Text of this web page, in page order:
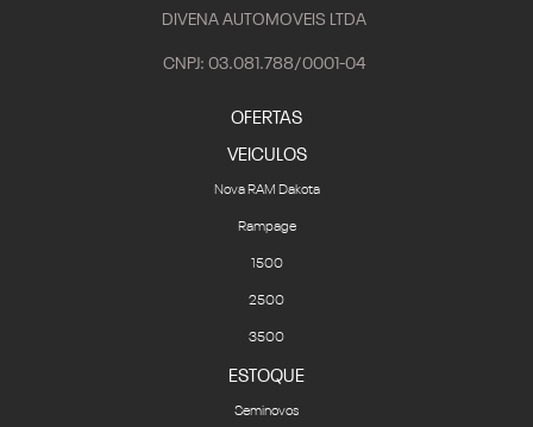
DIVENA AUTOMOVEIS LTDA
CNPJ: 03.081.788/0001-04
OFERTAS
VEICULOS
Nova RAM Dakota
Rampage
1500
2500
3500
ESTOQUE
Seminovos